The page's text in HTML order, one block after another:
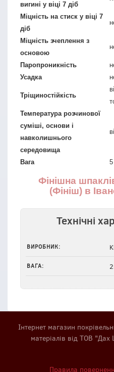
вигині у віці 7 діб
Міцність на стиск у віці 7
діб
Міцність зчеплення з
основою
Паропроникність
Усадка
Тріщиностійкість
Температура розчинової
суміші, основи і
навколишнього
середовища
Вага
Фінішна
(Фініш) в
Технічні
ВИРОБНИК:
ВАГА:
Інтернет магазин
матеріалів від ТОВ
Правила